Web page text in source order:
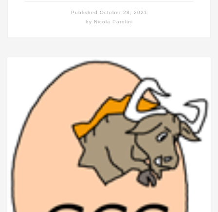
by Nicola Parolini
Published October 28, 2021